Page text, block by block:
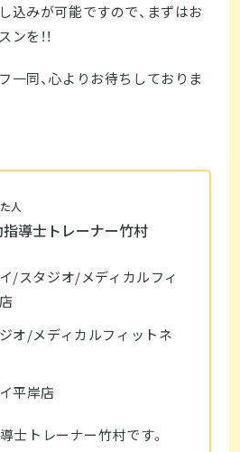
込みが可能ですので、まずはお
を！！
一同、心よりお待ちしておりま
人
導士トレーナー竹村
/スタジオ/メディカルフィ
オ/メディカルフィットネ
平岸店
士トレーナー竹村です。